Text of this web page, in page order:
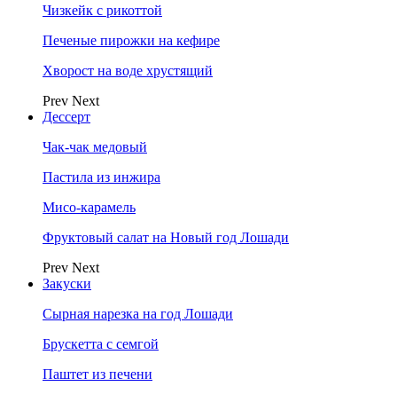
Чизкейк с рикоттой
Печеные пирожки на кефире
Хворост на воде хрустящий
Prev Next
Дессерт
Чак-чак медовый
Пастила из инжира
Мисо-карамель
Фруктовый салат на Новый год Лошади
Prev Next
Закуски
Сырная нарезка на год Лошади
Брускетта с семгой
Паштет из печени